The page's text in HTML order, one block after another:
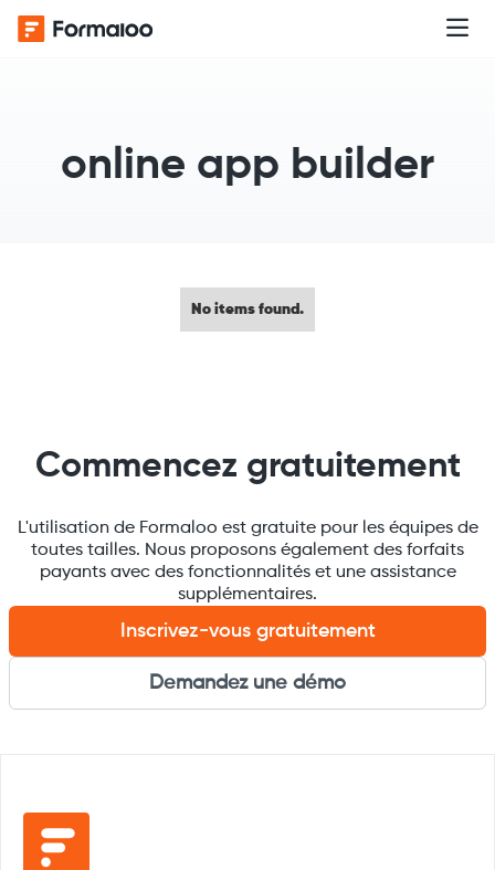
online app builder
No items found.
Commencez gratuitement
L'utilisation de Formaloo est gratuite pour les équipes de
toutes tailles. Nous proposons également des forfaits
payants avec des fonctionnalités et une assistance
supplémentaires.
Inscrivez-vous gratuitement
Demandez une démo